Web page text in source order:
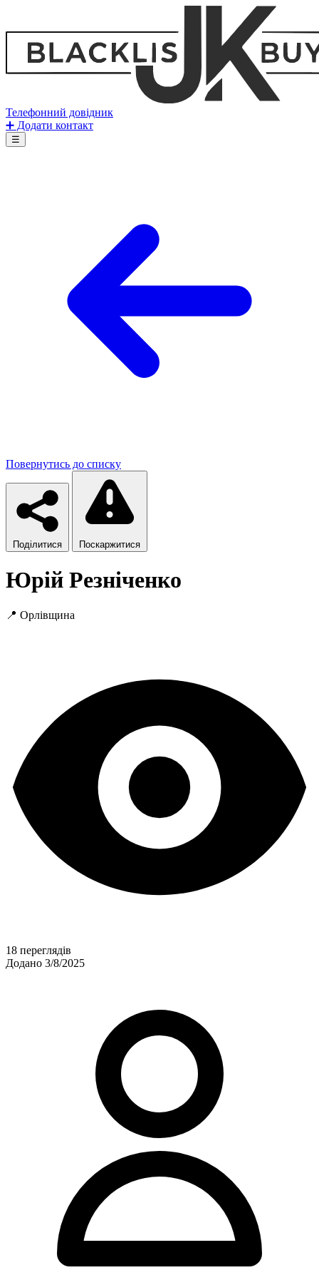
Телефонний довідник
➕ Додати контакт
☰
Повернутись до списку
Поділитися Поскаржитися
Юрій Резніченко
📍 Орлівщина
18 переглядів
Додано 3/8/2025